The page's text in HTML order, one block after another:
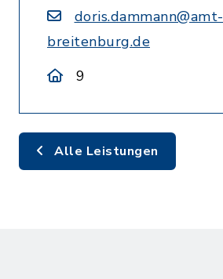
doris.dammann@amt-
breitenburg.de
9
Alle Leistungen